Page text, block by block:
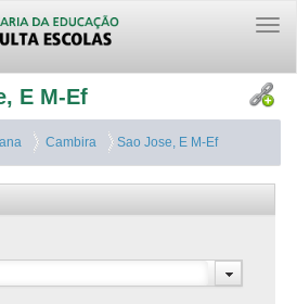
E M-Ef
Cambira Sao Jose, E M-Ef